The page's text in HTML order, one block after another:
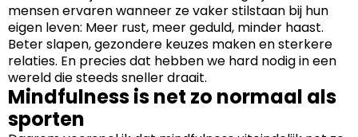
mensen ervaren wanneer ze vaker stilstaan bij hun
eigen leven: Meer rust, meer geduld, minder haast.
Beter slapen, gezondere keuzes maken en sterkere
relaties. En precies dat hebben we hard nodig in een
wereld die steeds sneller draait.
Mindfulness is net zo normaal als
sporten